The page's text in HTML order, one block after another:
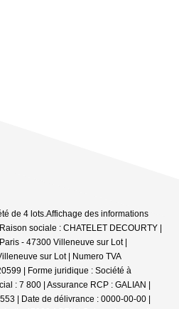
de 4 lots.Affichage des informations
sociale : CHATELET DECOURTY |
- 47300 Villeneuve sur Lot |
sur Lot | Numero TVA
| Forme juridique : Société à
: 7 800 | Assurance RCP : GALIAN |
| Date de délivrance : 0000-00-00 |